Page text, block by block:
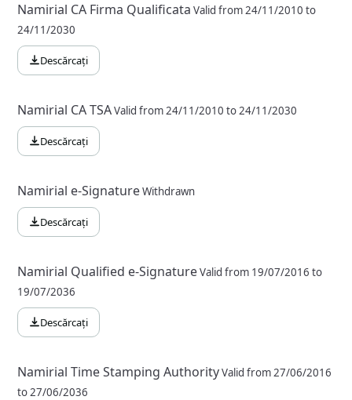
Namirial CA Firma Qualificata Valid from 24/11/2010 to
24/11/2030
Descărcați
Namirial CA TSAValid from 24/11/2010 to 24/11/2030
Descărcați
Namirial e-SignatureWithdrawn
Descărcați
Namirial Qualified e-SignatureValid from 19/07/2016 to
19/07/2036
Descărcați
Namirial Time Stamping AuthorityValid from 27/06/2016
to 27/06/2036